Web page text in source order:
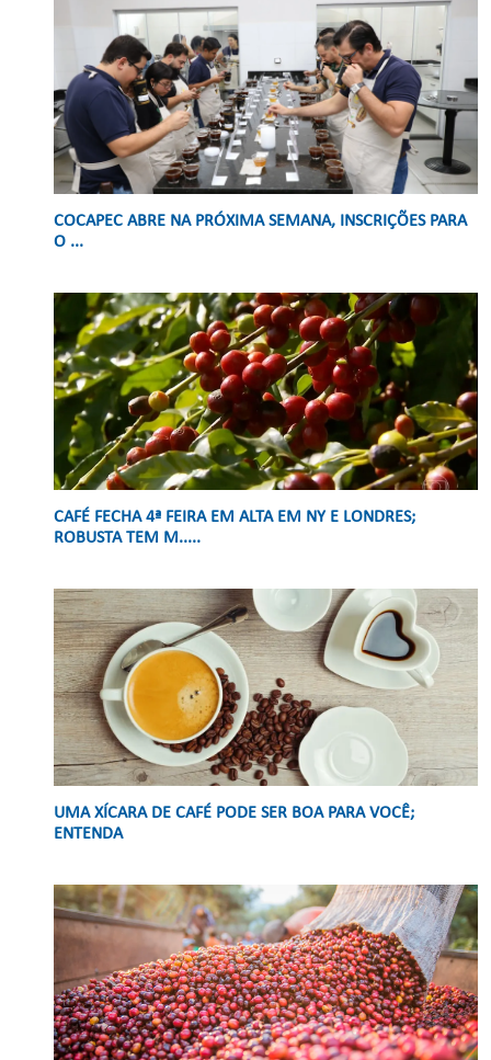
COCAPEC ABRE NA PRÓXIMA SEMANA, INSCRIÇÕES PARA
O ...
CAFÉ FECHA 4ª FEIRA EM ALTA EM NY E LONDRES;
ROBUSTA TEM M.....
UMA XÍCARA DE CAFÉ PODE SER BOA PARA VOCÊ;
ENTENDA